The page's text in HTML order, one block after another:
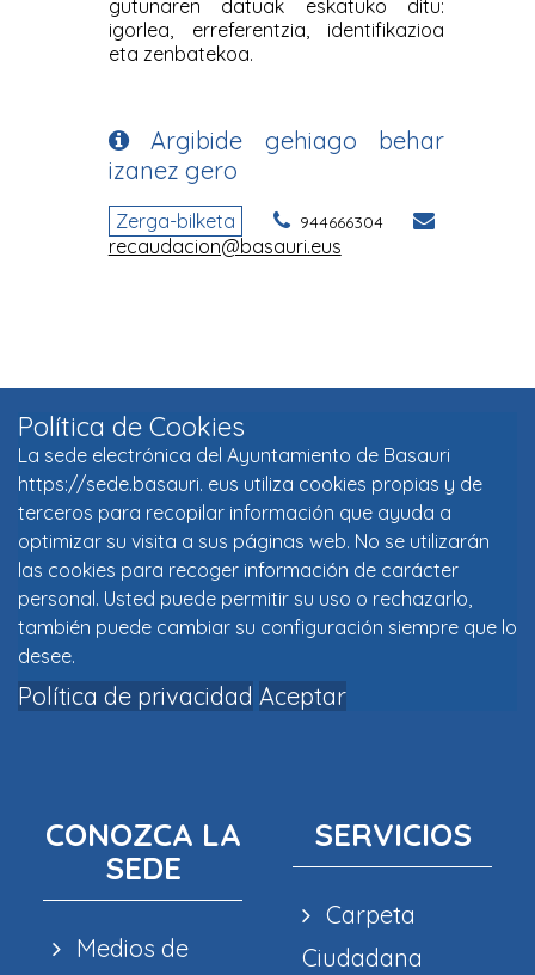
Política de Cookies
La sede electrónica del Ayuntamiento de Basauri
https://sede.basauri. eus utiliza cookies propias y de
terceros para recopilar información que ayuda a
optimizar su visita a sus páginas web. No se utilizarán
las cookies para recoger información de carácter
personal. Usted puede permitir su uso o rechazarlo,
también puede cambiar su configuración siempre que lo
desee.
Política de privacidad Aceptar
CONOZCA LA
SEDE
Medios de
SERVICIOS
Carpeta
Ciudadana